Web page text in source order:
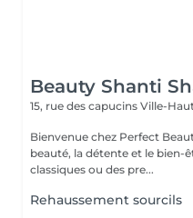
Beauty Shanti
15, rue des capucins Ville-
Bienvenue chez Perfect
beauté, la détente et le bien-être ! Que tu recherches
classiques ou des pre...
Rehaussement sourcils